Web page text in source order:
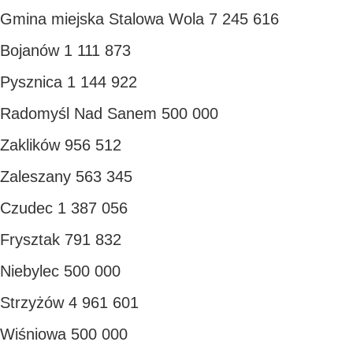
Gmina miejska Stalowa Wola 7 245 616
Bojanów 1 111 873
Pysznica 1 144 922
Radomyśl Nad Sanem 500 000
Zaklików 956 512
Zaleszany 563 345
Czudec 1 387 056
Frysztak 791 832
Niebylec 500 000
Strzyżów 4 961 601
Wiśniowa 500 000